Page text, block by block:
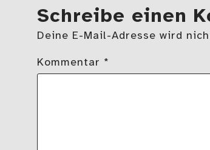
Schreibe einen
Deine E-Mail-Adresse wird
Kommentar *